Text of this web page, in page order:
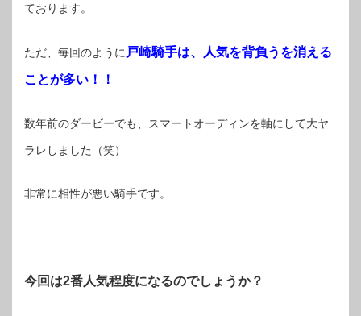
ております。
ただ、毎回のように 戸崎騎手は、人気を背負うを消える
ことが多い！！
数年前のダービーでも、スマートオーディンを軸にして大ヤ
ラレしました（笑）
非常に相性が悪い騎手です。
今回は2番人気程度になるのでしょうか？